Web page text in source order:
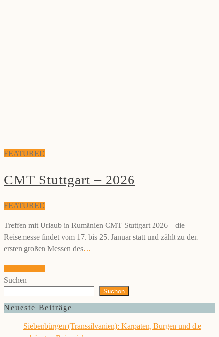
FEATURED
CMT Stuttgart – 2026
FEATURED
Treffen mit Urlaub in Rumänien CMT Stuttgart 2026 – die
Reisemesse findet vom 17. bis 25. Januar statt und zählt zu den
ersten großen Messen des…
Suchen
Suchen
Neueste Beiträge
Siebenbürgen (Transsilvanien): Karpaten, Burgen und die